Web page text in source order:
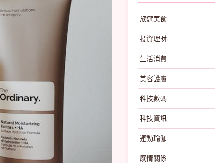
旅遊美食
投資理財
生活消費
美容護膚
科技數碼
科技資訊
運動瑜伽
感情關係